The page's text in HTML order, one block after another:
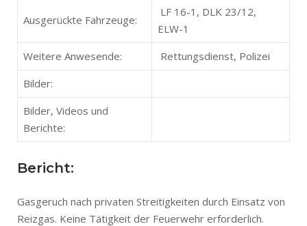
Ausgerückte Fahrzeuge:
LF 16-1, DLK 23/12,
ELW-1
Weitere Anwesende:
Rettungsdienst, Polizei
Bilder:
Bilder, Videos und
Berichte:
Bericht:
Gasgeruch nach privaten Streitigkeiten durch Einsatz von
Reizgas. Keine Tätigkeit der Feuerwehr erforderlich.